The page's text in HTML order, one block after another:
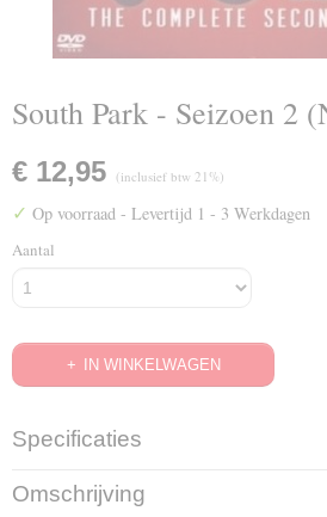
South Park - Seizoen 2
€ 12,95 (inclusief btw 21%)
✓ Op voorraad - Levertijd 1 - 3 Werkdagen
Aantal
IN WINKELWAGEN
Specificaties
EAN code
8714865500620
Omschrijving